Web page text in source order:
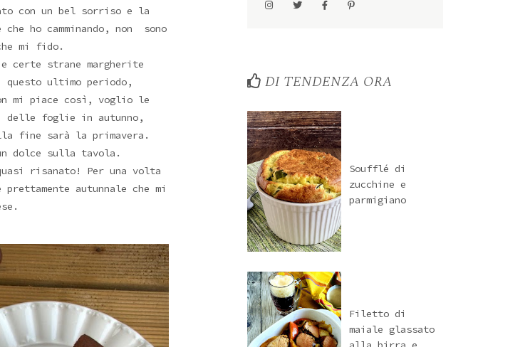
con un bel sorriso e la
ho camminando, non sono
mi fido.
certe strane margherite
ultimo periodo,
mi piace così, voglio le
foglie in autunno,
fine sarà la primavera.
dolce sulla tavola.
risanato! Per una volta
autunnale che mi
DI TENDENZA ORA
Soufflé di
zucchine e
parmigiano
Filetto di
maiale glassato